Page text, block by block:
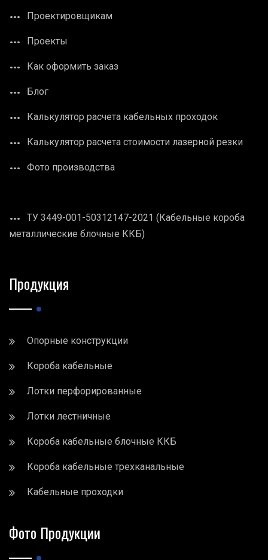
Проектировщикам
Проекты
Как оформить заказ
Блог
Калькулятор расчета кабельных проходок
Калькулятор расчета стоимости лазерной резки
Фото производства
ТУ 3449-001-50312147-2021 (Кабельные короба
металлические блочные ККБ)
Продукция
Опорные конструкции
Короба кабельные
Лотки перфорированные
Лотки лестничные
Короба кабельные блочные ККБ
Короба кабельные трехканальные
Кабельные проходки
Фото Продукции